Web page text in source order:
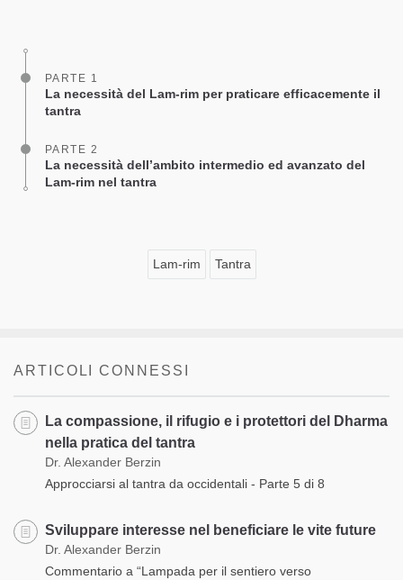
PARTE 1
La necessità del Lam-rim per praticare efficacemente il
tantra
PARTE 2
La necessità dell’ambito intermedio ed avanzato del
Lam-rim nel tantra
Lam-rim Tantra
ARTICOLI CONNESSI
La compassione, il rifugio e i protettori del Dharma
nella pratica del tantra
Dr. Alexander Berzin
Approcciarsi al tantra da occidentali - Parte 5 di 8
Sviluppare interesse nel beneficiare le vite future
Dr. Alexander Berzin
Commentario a “Lampada per il sentiero verso